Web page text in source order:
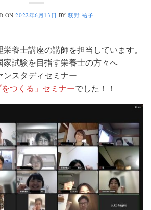
ON2022年6月13日 BY萩野 祐子
養士講座の講師を担当しています。
家試験を目指す栄養士の方々へ
スタディセミナー
をつくる」セミナーでした！！